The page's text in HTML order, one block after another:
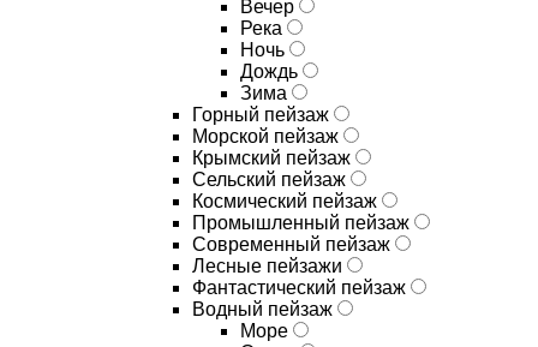
Вечер
Река
Ночь
Дождь
Зима
Горный пейзаж
Морской пейзаж
Крымский пейзаж
Сельский пейзаж
Космический пейзаж
Промышленный пейзаж
Современный пейзаж
Лесные пейзажи
Фантастический пейзаж
Водный пейзаж
Море